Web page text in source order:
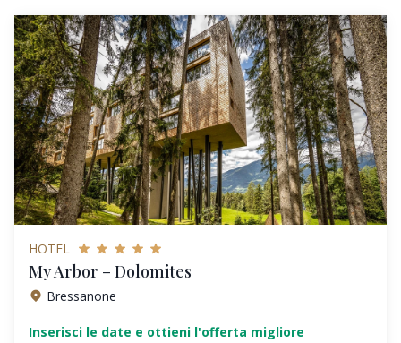
HOTEL
My Arbor – Dolomites
Bressanone
Inserisci le date e ottieni l'offerta migliore